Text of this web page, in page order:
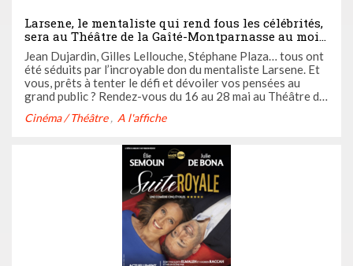
Larsene, le mentaliste qui rend fous les célébrités,
sera au Théâtre de la Gaîté-Montparnasse au mois
de mai pour vous présenter son spectaculaire
« Spectacle Enerveillant »
Jean Dujardin, Gilles Lellouche, Stéphane Plaza… tous ont
été séduits par l’incroyable don du mentaliste Larsene. Et
vous, prêts à tenter le défi et dévoiler vos pensées au
grand public ? Rendez-vous du 16 au 28 mai au Théâtre de
énervés… enerveillés !
Cinéma / Théâtre A l'affiche